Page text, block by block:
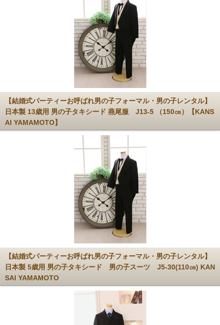
【結婚式パーティーお呼ばれ男の子フォーマル・男の子レンタル】
日本製 13歳用 男の子タキシード 燕尾服 J13-5 （150㎝）【KANS
AI YAMAMOTO】
【結婚式パーティーお呼ばれ男の子フォーマル・男の子レンタル】
日本製 5歳用 男の子タキシード 男の子スーツ J5-30(110㎝) KAN
SAI YAMAMOTO